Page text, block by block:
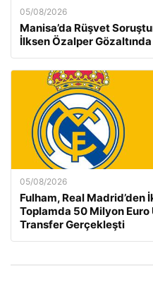
05/08/2026
Manisa’da Rüşvet
İlksen Özalper Gözaltında
05/08/2026
Fulham, Real Madrid’den
Toplamda 50 Milyon
Transfer Gerçekleşti